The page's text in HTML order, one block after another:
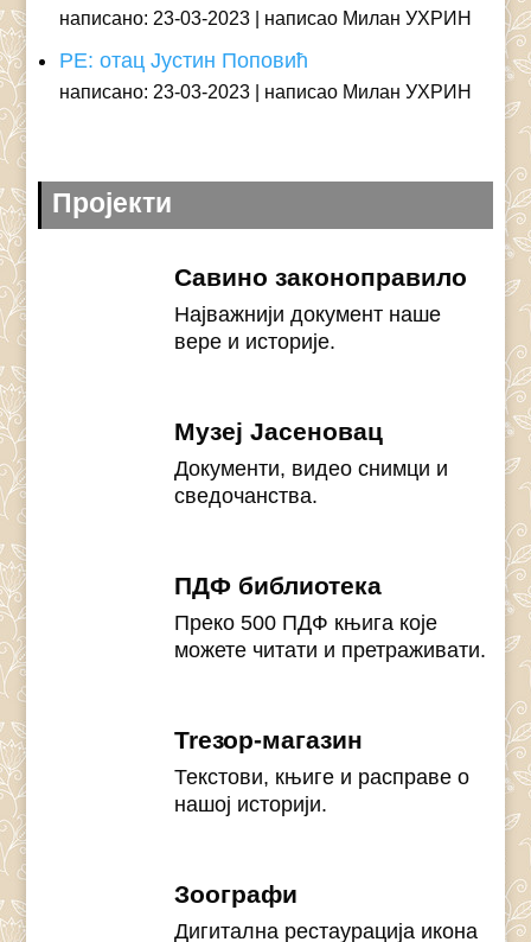
написано: 23-03-2023 написао Милан УХРИН
РЕ: отац Јустин Поповић
написано: 23-03-2023 написао Милан УХРИН
Пројекти
Савино законоправило
Најважнији документ наше
вере и историје.
Музеј Јасеновац
Документи, видео снимци и
сведочанства.
ПДФ библиотека
Преко 500 ПДФ књига које
можете читати и претраживати.
Treзор-магазин
Текстови, књиге и расправе о
нашој историји.
Зоографи
Дигитална рестаурација икона